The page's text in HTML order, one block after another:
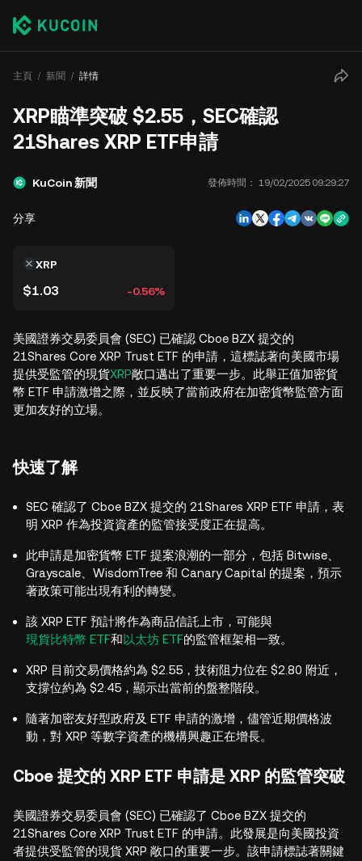
主頁 新聞 詳情
XRP瞄準突破 $2.55，SEC確認
21Shares XRP ETF申請
KuCoin 新聞 發佈時間： 19/02/2025 09:29:27
分享
XRP
$1.03 -0.56%
美國證券交易委員會 (SEC) 已確認 Cboe BZX 提交的
21Shares Core XRP Trust ETF 的申請，這標誌著向美國市場
提供受監管的現貨XRP敞口邁出了重要一步。此舉正值加密貨
幣 ETF 申請激增之際，並反映了當前政府在加密貨幣監管方面
更加友好的立場。
快速了解
SEC 確認了 Cboe BZX 提交的 21Shares XRP ETF 申請，表
明 XRP 作為投資資產的監管接受度正在提高。
此申請是加密貨幣 ETF 提案浪潮的一部分，包括 Bitwise、
Grayscale、WisdomTree 和 Canary Capital 的提案，預示
著政策可能出現有利的轉變。
該 XRP ETF 預計將作為商品信託上市，可能與
現貨比特幣 ETF和以太坊 ETF的監管框架相一致。
XRP 目前交易價格約為 $2.55，技術阻力位在 $2.80 附近，
支撐位約為 $2.45，顯示出當前的盤整階段。
隨著加密友好型政府及 ETF 申請的激增，儘管近期價格波
動，對 XRP 等數字資產的機構興趣正在增長。
Cboe 提交的 XRP ETF 申請是 XRP 的監管突破
美國證券交易委員會 (SEC) 已確認了 Cboe BZX 提交的
21Shares Core XRP Trust ETF 的申請。此發展是向美國投資
者提供受監管的現貨 XRP 敞口的重要一步。該申請標誌著關鍵